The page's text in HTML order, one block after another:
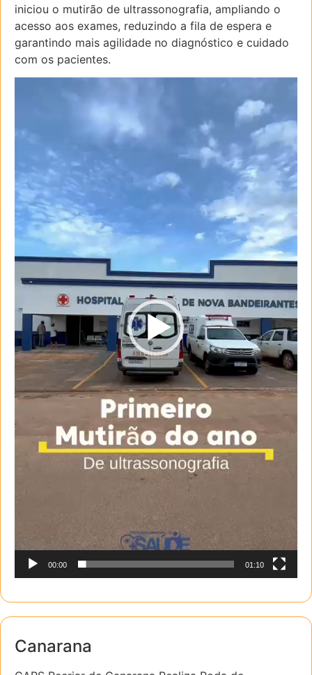
iniciou o mutirão de ultrassonografia, ampliando o
acesso aos exames, reduzindo a fila de espera e
garantindo mais agilidade no diagnóstico e cuidado
com os pacientes.
00:00 01:10
Canarana